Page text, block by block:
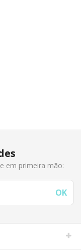
em primeira mão: